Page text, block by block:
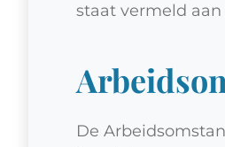
staat vermeld
De